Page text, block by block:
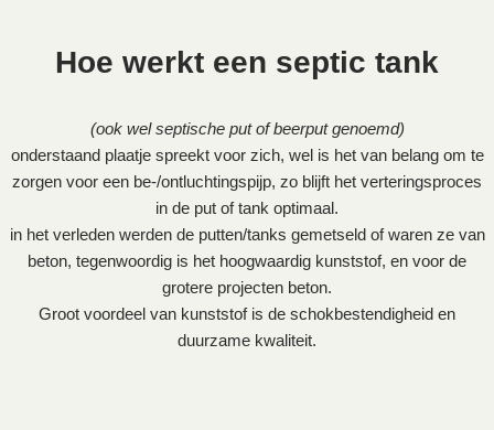
Hoe werkt een septic tank
(ook wel septische put of beerput genoemd)
onderstaand plaatje spreekt voor zich, wel is het van belang om te
zorgen voor een be-/ontluchtingspijp, zo blijft het verteringsproces
in de put of tank optimaal.
in het verleden werden de putten/tanks gemetseld of waren ze van
beton, tegenwoordig is het hoogwaardig kunststof, en voor de
grotere projecten beton.
Groot voordeel van kunststof is de schokbestendigheid en
duurzame kwaliteit.